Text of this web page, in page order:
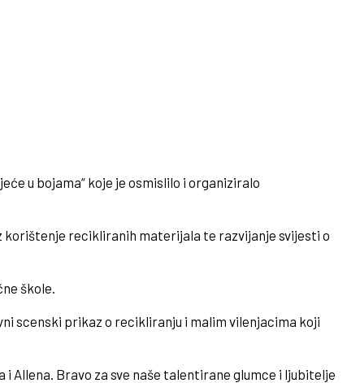
u bojama“ koje je osmislilo i organiziralo
korištenje recikliranih materijala te razvijanje svijesti o
škole.
scenski prikaz o recikliranju i malim vilenjacima koji
Allena. Bravo za sve naše talentirane glumce i ljubitelje